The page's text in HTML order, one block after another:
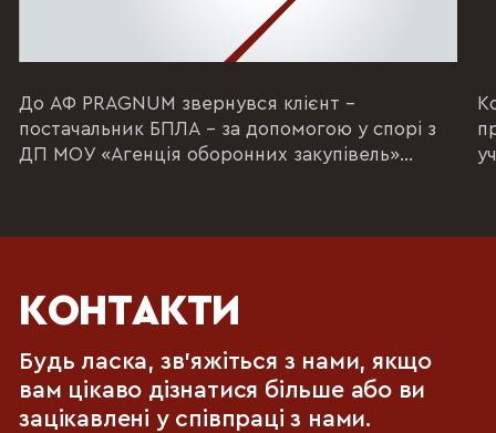
До АФ PRAGNUM звернувся клієнт –
постачальник БПЛА – за допомогою у спорі з
ДП МОУ «Агенція оборонних закупівель»
КОНТАКТИ
Будь ласка, зв'яжіться з нами, якщо
вам цікаво дізнатися більше або ви
зацікавлені у співпраці з нами.